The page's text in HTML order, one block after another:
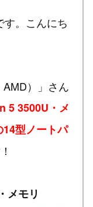
す。こんにち
）」さん
5 3500U・メ
型ノートパ
メモリ